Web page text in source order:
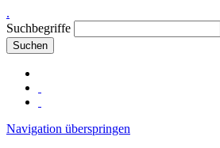
.
Suchbegriffe
Suchen
Navigation überspringen